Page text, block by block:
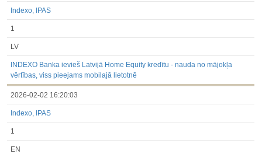
Indexo, IPAS
1
LV
INDEXO Banka ievieš Latvijā Home Equity kredītu - nauda no mājokļa
vērtības, viss pieejams mobilajā lietotnē
2026-02-02 16:20:03
Indexo, IPAS
1
EN